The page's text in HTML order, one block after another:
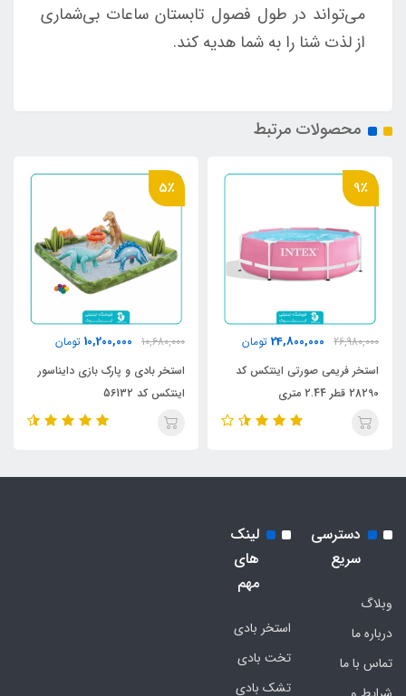
می‌تواند در طول فصول تابستان ساعات بی‌شماری
از لذت شنا را به شما هدیه کند.
محصولات مرتبط
9٪
26,980,000
24,800,000 تومان
استخر فریمی صورتی اینتکس کد
28290 قطر 2.44 متری
5٪
10,680,000
10,200,000 تومان
استخر بادی و پارک بازی دایناسور
اینتکس کد 56132
دسترسی
سریع
وبلاگ
درباره ما
تماس با ما
لینک
های
مهم
استخر بادی
تخت بادی
تشک بادی